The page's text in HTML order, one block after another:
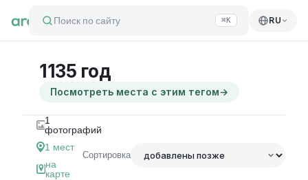
Поиск по сайту ⌘K RU
1135 год
Посмотреть места с этим тегом→
1
фотографий
1 мест
на
карте
Сортировка